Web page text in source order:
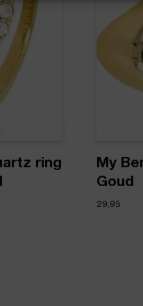
ring
My
Goud
29,95